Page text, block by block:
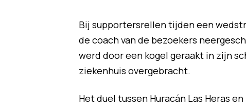
Bij supportersrellen tijden een
de coach van de bezoekers
werd door een kogel geraakt in zijn
ziekenhuis overgebracht.
Het duel tussen Huracán Las Heras